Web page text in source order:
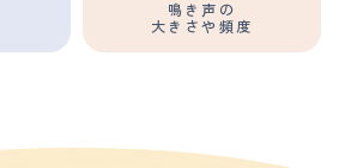
鳴き声の
大きさや頻度